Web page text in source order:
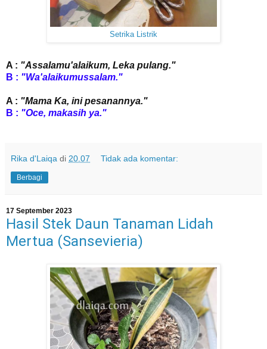
Setrika Listrik
A : "Assalamu'alaikum, Leka pulang."
B : "Wa'alaikumussalam."
A : "Mama Ka, ini pesanannya."
B : "Oce, makasih ya."
Rika d'Laiqa di 20.07 Tidak ada komentar:
Berbagi
17 September 2023
Hasil Stek Daun Tanaman Lidah
Mertua (Sansevieria)